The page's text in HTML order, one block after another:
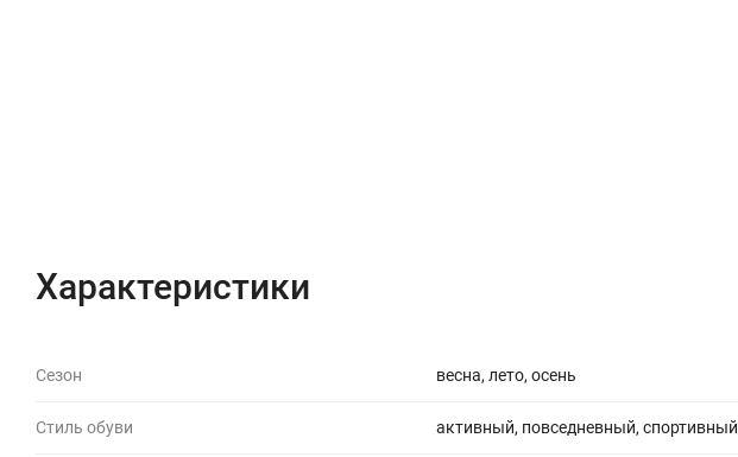
Характеристики
Сезон весна, лето, осень
Стиль обуви активный, повседневный, спортивный